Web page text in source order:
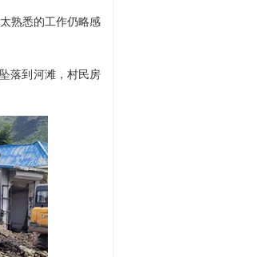
熟悉的工作仍略感
落到河滩，村民房